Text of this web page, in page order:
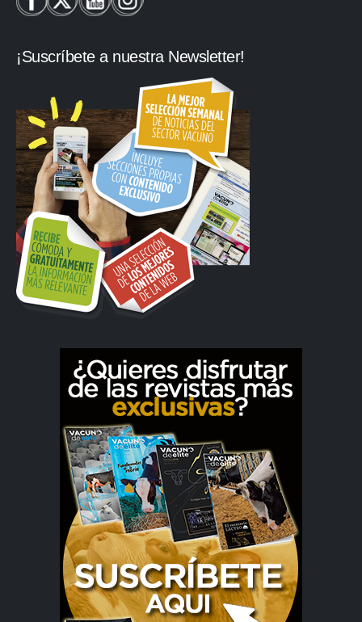
¡Suscríbete a nuestra Newsletter!